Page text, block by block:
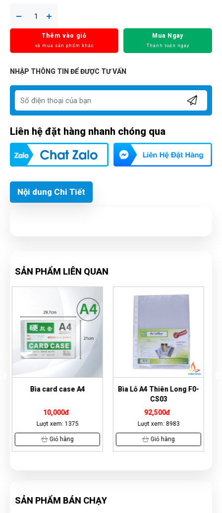
Thêm vào giỏ
và mua sản phẩm khác
Mua Ngay
Thanh toán ngay
NHẬP THÔNG TIN ĐỂ ĐƯỢC TƯ VẤN
Liên hệ đặt hàng nhanh chóng qua
Nội dung Chi Tiết
SẢN PHẨM LIÊN QUAN
Bìa Lỗ A4 Thiên Long F0-
92,500đ
Lượt xem: 8983
Giỏ hàng
Bìa Lỗ 4 Lạng Ngũ Sắc 4.6
52,500đ
Lượt xem: 15608
Giỏ hàng
SẢN PHẨM BÁN CHẠY